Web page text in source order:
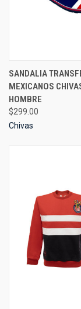
SANDALIA
MEXICANOS
HOMBRE
$299.00
Chivas